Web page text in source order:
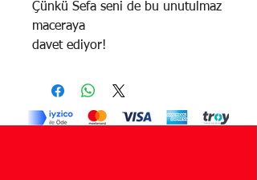
Çünkü Sefa seni de bu unutulmaz
maceraya
davet ediyor!